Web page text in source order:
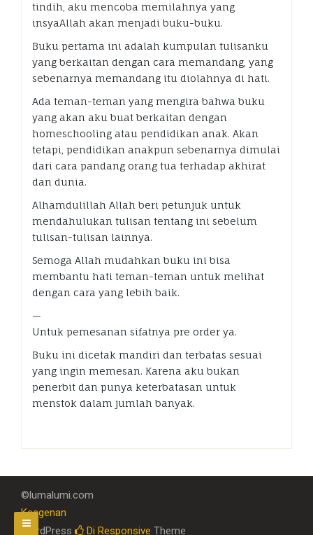
tindih, aku mencoba memilahnya yang
insyaAllah akan menjadi buku-buku.
Buku pertama ini adalah kumpulan tulisanku
yang berkaitan dengan cara memandang, yang
sebenarnya memandang itu diolahnya di hati.
Ada teman-teman yang mengira bahwa buku
yang akan aku buat berkaitan dengan
homeschooling atau pendidikan anak. Akan
tetapi, pendidikan anakpun sebenarnya dimulai
dari cara pandang orang tua terhadap akhirat
dan dunia.
Alhamdulillah Allah beri petunjuk untuk
mendahulukan tulisan tentang ini sebelum
tulisan-tulisan lainnya.
Semoga Allah mudahkan buku ini bisa
membantu hati teman-teman untuk melihat
dengan cara yang lebih baik.
—
Untuk pemesanan sifatnya pre order ya.
Buku ini dicetak mandiri dan terbatas sesuai
yang ingin memesan. Karena aku bukan
penerbit dan punya keterbatasan untuk
menstok dalam jumlah banyak.
©lumalumi.com
Keagenan
WordPress
Di Responsive Theme